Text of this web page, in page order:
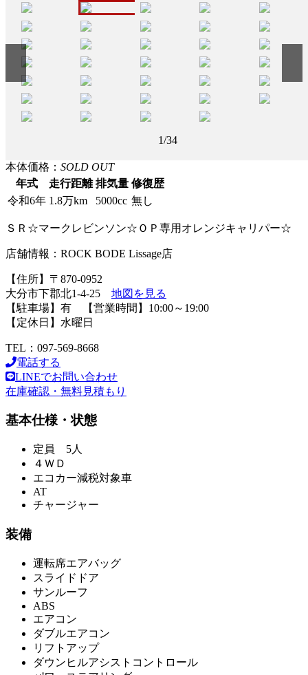
2/34
本体価格： SOLD OUT
年式
走行距離 排気量 修復歴
令和6年 1.8万km 5000cc 無し
ＳＲ☆マークレビンソン☆ＯＰ専用オレンジキャリパー☆
店舗情報：ROCK BODE Lissage店
【住所】〒870-0952
大分市下郡北1-4-25 地図を見る
【駐車場】有 【営業時間】10:00～19:00
【定休日】水曜日
TEL：097-569-8668
電話する
LINEでお問い合わせ
在庫確認・無料見積もり
基本仕様・状態
定員 5人
４ＷＤ
エコカー減税対象車
AT
チャージャー
装備
運転席エアバッグ
スライドドア
サンルーフ
ABS
エアコン
ダブルエアコン
リフトアップ
ダウンヒルアシストコントロール